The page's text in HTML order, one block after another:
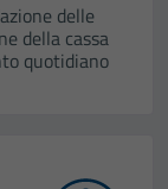
delle
della cassa
quotidiano